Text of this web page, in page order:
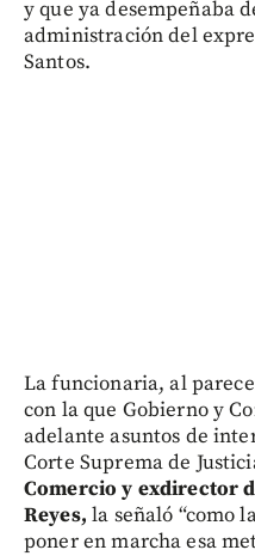
y que ya desempeñaba
administración del
Santos.
La funcionaria, al
con la que Gobierno y
adelante asuntos de
Corte Suprema de
Comercio y exdirector
Reyes, la señaló “como
poner en marcha esa